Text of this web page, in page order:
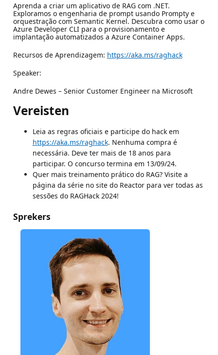
Aprenda a criar um aplicativo de RAG com .NET.
Exploramos o engenharia de prompt usando Prompty e
orquestração com Semantic Kernel. Descubra como usar o
Azure Developer CLI para o provisionamento e
implantação automatizados a Azure Container Apps.
Recursos de Aprendizagem: https://aka.ms/raghack
Speaker:
Andre Dewes – Senior Customer Engineer na Microsoft
Vereisten
Leia as regras oficiais e participe do hack em
https://aka.ms/raghack. Nenhuma compra é
necessária. Deve ter mais de 18 anos para
participar. O concurso termina em 13/09/24.
Quer mais treinamento prático do RAG? Visite a
página da série no site do Reactor para ver todas as
sessões do RAGHack 2024!
Sprekers